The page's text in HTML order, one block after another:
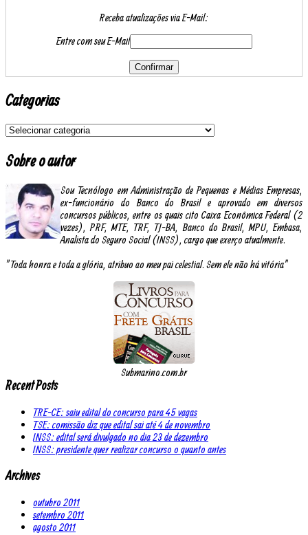
Receba atualizações via E-Mail:
Entre com seu E-Mail
Categorias
Sobre o autor
Sou Tecnólogo em Administração de Pequenas e Médias Empresas,
ex-funcionário do Banco do Brasil e aprovado em diversos
concursos públicos, entre os quais cito Caixa Econômica Federal (2
vezes), PRF, MTE, TRF, TJ-BA, Banco do Brasil, MPU, Embasa,
Analista do Seguro Social (INSS), cargo que exerço atualmente.
"Toda honra e toda a glória, atribuo ao meu pai celestial. Sem ele não há vitória"
Submarino.com.br
Recent Posts
TRE-CE: saiu edital do concurso para 45 vagas
TSE: comissão diz que edital sai até 4 de novembro
INSS: edital será divulgado no dia 23 de dezembro
INSS: presidente quer realizar concurso o quanto antes
Archives
outubro 2011
setembro 2011
agosto 2011